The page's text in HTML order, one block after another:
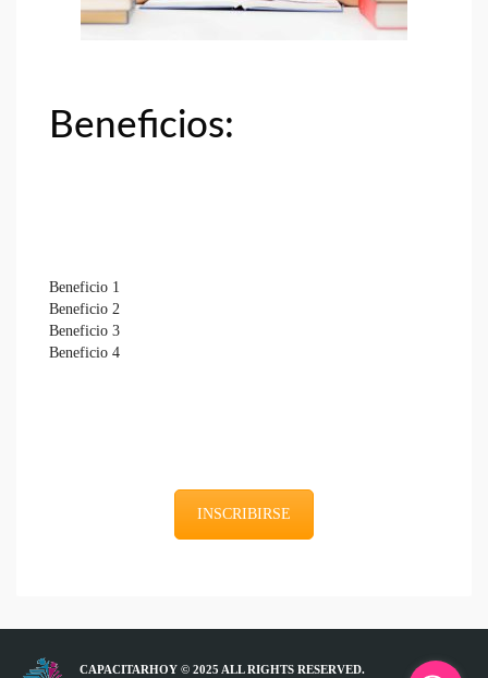
Beneficios:
Beneficio 1
Beneficio 2
Beneficio 3
Beneficio 4
INSCRIBIRSE
CAPACITARHOY © 2025 ALL RIGHTS RESERVED.